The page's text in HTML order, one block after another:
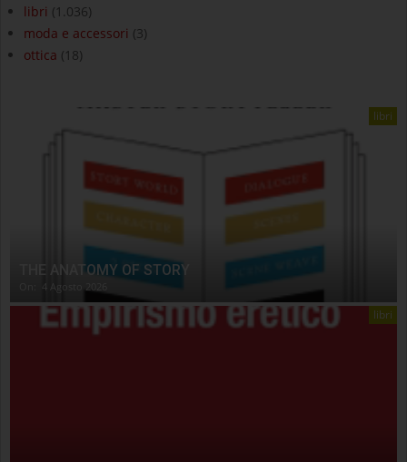
libri (1.036)
moda e accessori (3)
ottica (18)
libri
THE ANATOMY OF STORY
4 Agosto 2026
libri